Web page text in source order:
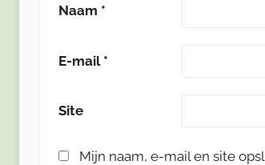
Naam *
E-mail *
Site
Mijn naam, e-mail en site